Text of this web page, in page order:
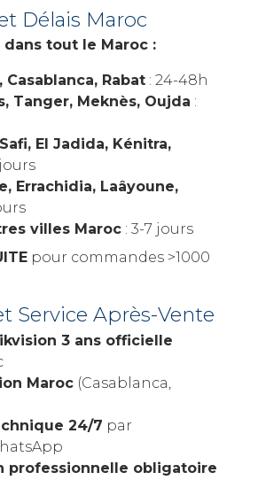
Délais Maroc
dans tout le Maroc :
Casablanca, Rabat : 24-48h
Tanger, Meknès, Oujda :
El Jadida, Kénitra,
Errachidia, Laâyoune,
villes Maroc : 3-7 jours
pour commandes >1000
Service Après-Vente
3 ans officielle
Maroc (Casablanca,
24/7 par
professionnelle obligatoire